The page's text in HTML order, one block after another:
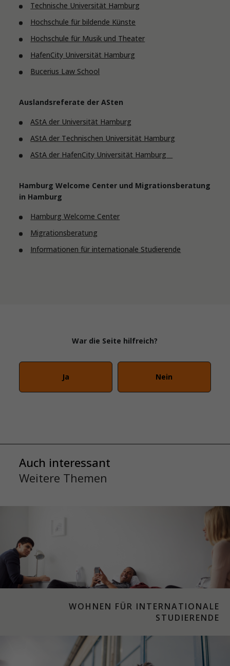
Technische Universität Hamburg
Hochschule für bildende Künste
Hochschule für Musik und Theater
HafenCity Universität Hamburg
Bucerius Law School
Auslandsreferate der ASten
AStA der Universität Hamburg
AStA der Technischen Universität Hamburg
AStA der HafenCity Universität Hamburg
Hamburg Welcome Center und Migrationsberatung
in Hamburg
Hamburg Welcome Center
Migrationsberatung
Informationen für internationale Studierende
War die Seite hilfreich?
Ja Nein
Auch interessant
Weitere Themen
WOHNEN FÜR INTERNATIONALE
STUDIERENDE